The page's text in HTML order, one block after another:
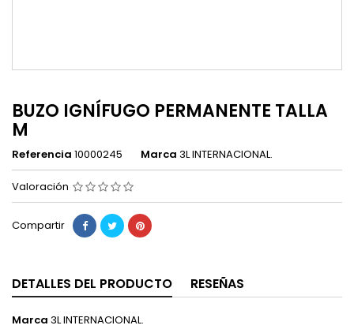
BUZO IGNÍFUGO PERMANENTE TALLA
M
Referencia 10000245 Marca 3L INTERNACIONAL.
Valoración
Compartir
DETALLES DEL PRODUCTO RESEÑAS
Marca 3L INTERNACIONAL.